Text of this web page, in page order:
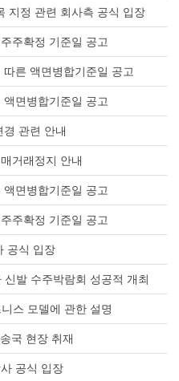
지정 관련 회사측 공식 입장
주확정 기준일 공고
른 액면병합기준일 공고
면병합기준일 공고
관련 안내
거래정지 안내
면병합기준일 공고
주확정 기준일 공고
공식 입장
발 수주박람회 성공적 개최
스 모델에 관한 설명
국 현장 취재
공식 입장